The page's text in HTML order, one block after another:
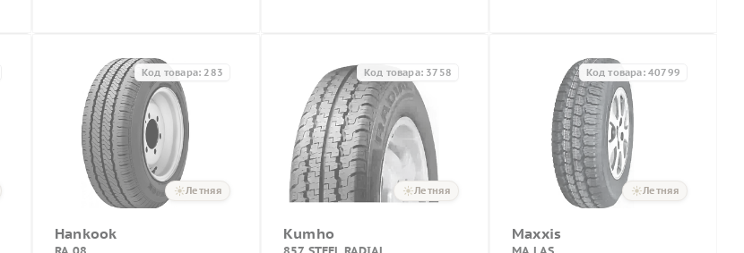
Летняя
Код товара: 283
Hankook
Летняя
Код товара: 3758
Kumho
Летняя
Код товара: 40799
Maxxis